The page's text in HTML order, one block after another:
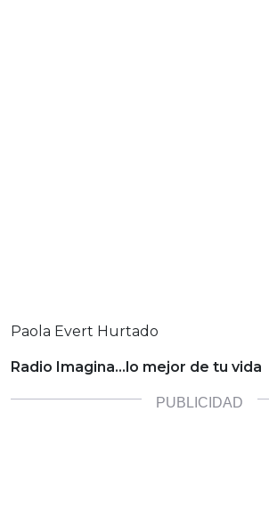
Paola Evert Hurtado
Radio Imagina…lo mejor de tu vida